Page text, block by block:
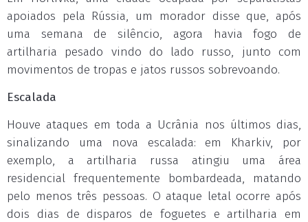
apoiados pela Rússia, um morador disse que, após
uma semana de silêncio, agora havia fogo de
artilharia pesado vindo do lado russo, junto com
movimentos de tropas e jatos russos sobrevoando.
Escalada
Houve ataques em toda a Ucrânia nos últimos dias,
sinalizando uma nova escalada: em Kharkiv, por
exemplo, a artilharia russa atingiu uma área
residencial frequentemente bombardeada, matando
pelo menos três pessoas. O ataque letal ocorre após
dois dias de disparos de foguetes e artilharia em